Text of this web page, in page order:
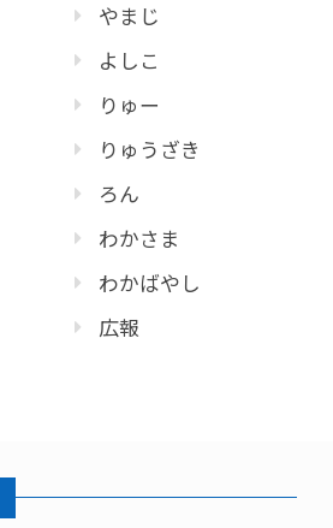
やまじ
よしこ
りゅー
りゅうざき
ろん
わかさま
わかばやし
広報